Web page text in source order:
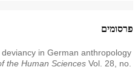
פרסומים
in German anthropology
the Human Sciences Vol. 28, no.